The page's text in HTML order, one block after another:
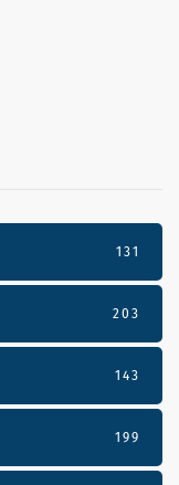
131
203
143
199